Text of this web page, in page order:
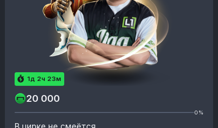
1д 2ч 23м
20 000
0%